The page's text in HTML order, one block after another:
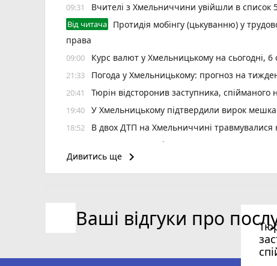
09:31 Вчителі з Хмельниччини увійшли в список
Від читача
Протидія мобінгу (цькуванню) у
права
09:00 Курс валют у Хмельницькому на сьогодні,
21:33 Погода у Хмельницькому: прогноз на
20:41 Тюрін відсторонив заступника, спійманого
19:40 У Хмельницькому підтвердили вирок
18:52 В двох ДТП на Хмельниччині травмувалися
На Хмельниччині дозволили полювання на
17:37 Загинув під час першого бойового
16:20 Поміняв пензель на зброю: в
За заступника начальника ОВА
Вступ 2026: рейтинг найпопулярніших
Дивитись ще keyboard_arrow_right
Ваші відгуки про